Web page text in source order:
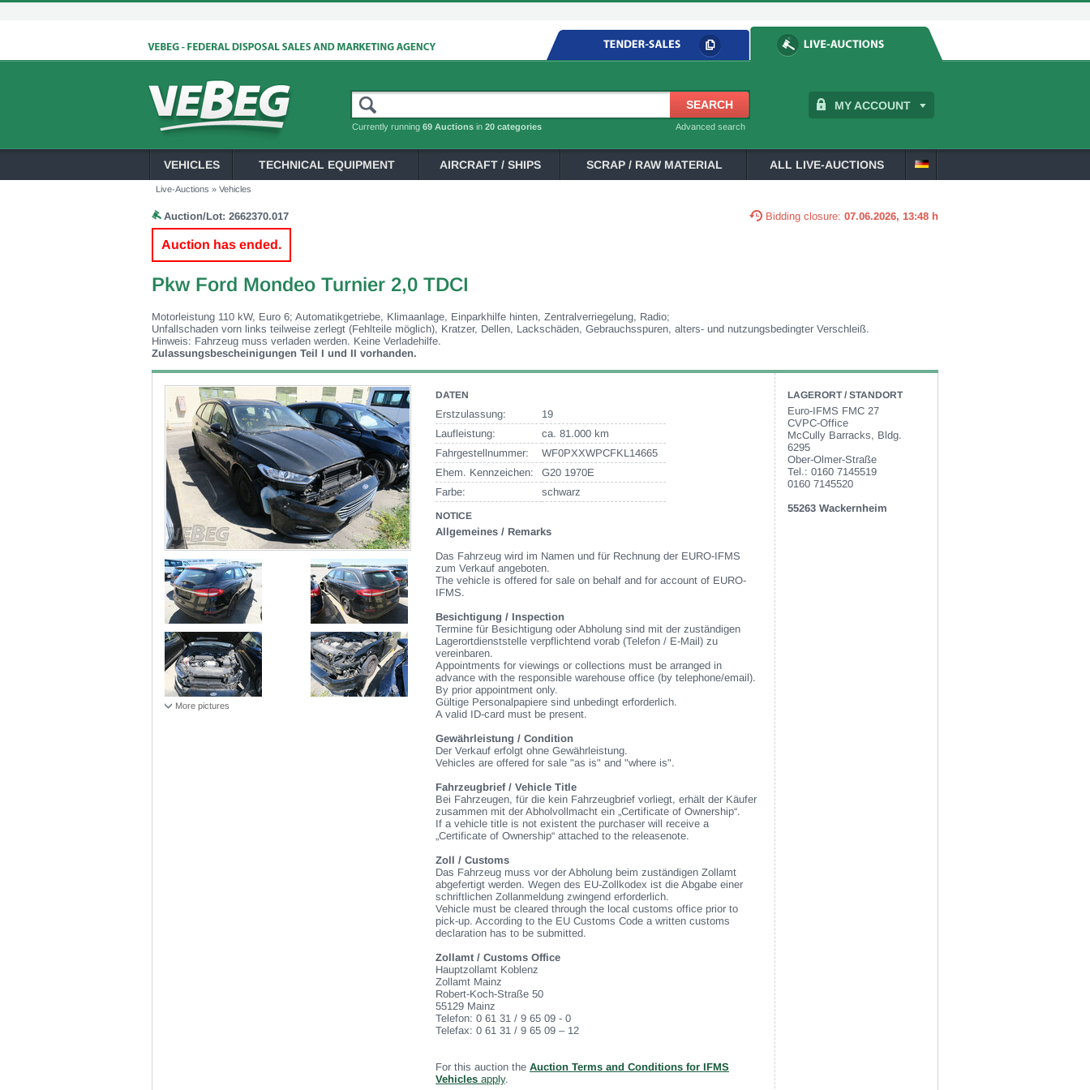
MY ACCOUNT
Advanced search
Currently running 69 Auctions in 20 categories
VEHICLES TECHNICAL EQUIPMENT AIRCRAFT / SHIPS SCRAP / RAW MATERIAL ALL LIVE-AUCTIONS
Live-Auctions » Vehicles
Bidding closure: 07.06.2026, 13:48 h
Auction/Lot: 2662370.017
Auction has ended.
Pkw Ford Mondeo Turnier 2,0 TDCI
Motorleistung 110 kW, Euro 6; Automatikgetriebe, Klimaanlage, Einparkhilfe hinten, Zentralverriegelung, Radio;
Unfallschaden vorn links teilweise zerlegt (Fehlteile möglich), Kratzer, Dellen, Lackschäden, Gebrauchsspuren, alters- und nutzungsbedingter Verschleiß.
Hinweis: Fahrzeug muss verladen werden. Keine Verladehilfe.
Zulassungsbescheinigungen Teil I und II vorhanden.
More pictures
DATEN
Erstzulassung:
19
Laufleistung:
ca. 81.000 km
Fahrgestellnummer:
WF0PXXWPCFKL14665
Ehem. Kennzeichen:
G20 1970E
Farbe:
schwarz
NOTICE
Allgemeines / Remarks
Das Fahrzeug wird im Namen und für Rechnung der EURO-IFMS
zum Verkauf angeboten.
The vehicle is offered for sale on behalf and for account of EURO-
IFMS.
Besichtigung / Inspection
Termine für Besichtigung oder Abholung sind mit der zuständigen
Lagerortdienststelle verpflichtend vorab (Telefon / E-Mail) zu
vereinbaren.
Appointments for viewings or collections must be arranged in
advance with the responsible warehouse office (by telephone/email).
By prior appointment only.
Gültige Personalpapiere sind unbedingt erforderlich.
A valid ID-card must be present.
Gewährleistung / Condition
Der Verkauf erfolgt ohne Gewährleistung.
Vehicles are offered for sale "as is" and "where is".
Fahrzeugbrief / Vehicle Title
Bei Fahrzeugen, für die kein Fahrzeugbrief vorliegt, erhält der Käufer
zusammen mit der Abholvollmacht ein „Certificate of Ownership“.
If a vehicle title is not existent the purchaser will receive a
„Certificate of Ownership“ attached to the releasenote.
Zoll / Customs
Das Fahrzeug muss vor der Abholung beim zuständigen Zollamt
abgefertigt werden. Wegen des EU-Zollkodex ist die Abgabe einer
schriftlichen Zollanmeldung zwingend erforderlich.
Vehicle must be cleared through the local customs office prior to
pick-up. According to the EU Customs Code a written customs
declaration has to be submitted.
Zollamt / Customs Office
Hauptzollamt Koblenz
Zollamt Mainz
Robert-Koch-Straße 50
55129 Mainz
Telefon: 0 61 31 / 9 65 09 - 0
Telefax: 0 61 31 / 9 65 09 – 12
For this auction the Auction Terms and Conditions for IFMS
Vehicles apply.
LAGERORT / STANDORT
Euro-IFMS FMC 27
CVPC-Office
McCully Barracks, Bldg.
6295
Ober-Olmer-Straße
Tel.: 0160 7145519
0160 7145520
55263 Wackernheim